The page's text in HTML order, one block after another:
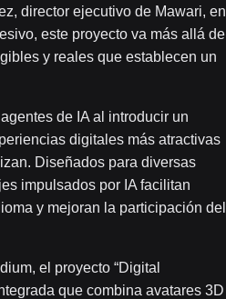
director ejecutivo de Mawari, en
este proyecto va más allá de
y reales que establecen un
de IA al introducir un
digitales más atractivas
Diseñados para diversas
impulsados ​​por IA facilitan
y mejoran la participación del
el proyecto “Digital
que combina avatares 3D